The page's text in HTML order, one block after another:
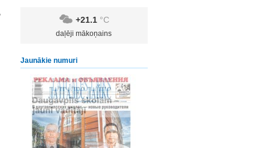
+21.1 °C
daļēji mākoņains
Jaunākie numuri